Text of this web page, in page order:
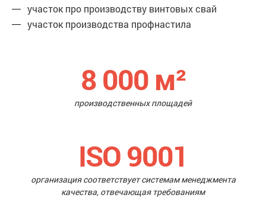
участок про производству винтовых свай
участок производства профнастила
8 000 м²
производственных площадей
ISO 9001
организация соответствует системам менеджмента
качества, отвечающая требованиям